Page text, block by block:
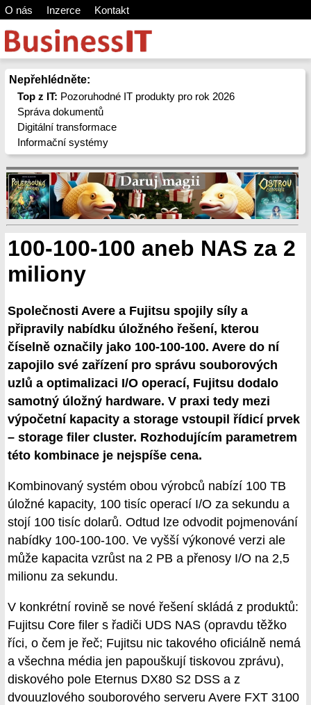
O nás Inzerce Kontakt
Nepřehlédněte:
Top z IT: Pozoruhodné IT produkty pro rok 2026
Správa dokumentů
Digitální transformace
Informační systémy
100-100-100 aneb NAS za 2
miliony
Společnosti Avere a Fujitsu spojily síly a
připravily nabídku úložného řešení, kterou
číselně označily jako 100-100-100. Avere do ní
zapojilo své zařízení pro správu souborových
uzlů a optimalizaci I/O operací, Fujitsu dodalo
samotný úložný hardware. V praxi tedy mezi
výpočetní kapacity a storage vstoupil řídicí prvek
– storage filer cluster. Rozhodujícím parametrem
této kombinace je nejspíše cena.
Kombinovaný systém obou výrobců nabízí 100 TB
úložné kapacity, 100 tisíc operací I/O za sekundu a
stojí 100 tisíc dolarů. Odtud lze odvodit pojmenování
nabídky 100-100-100. Ve vyšší výkonové verzi ale
může kapacita vzrůst na 2 PB a přenosy I/O na 2,5
milionu za sekundu.
V konkrétní rovině se nové řešení skládá z produktů:
Fujitsu Core filer s řadiči UDS NAS (opravdu těžko
říci, o čem je řeč; Fujitsu nic takového oficiálně nemá
a všechna média jen papouškují tiskovou zprávu),
diskového pole Eternus DX80 S2 DSS a z
dvouuzlového souborového serveru Avere FXT 3100